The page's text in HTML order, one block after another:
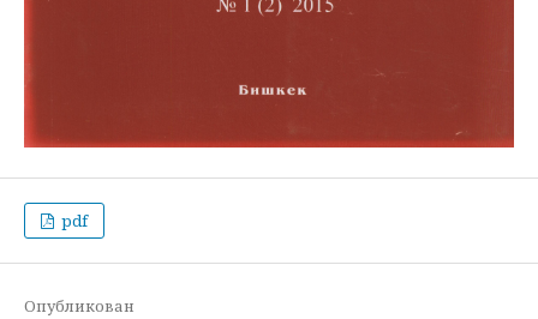
pdf
Опубликован